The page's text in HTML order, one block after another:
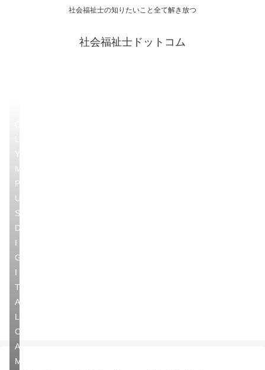
社会福祉士の知りたいこと全て解き放つ
社会福祉士ドットコム
Y
M
P
U
S
D
I
G
I
T
A
L
C
A
M